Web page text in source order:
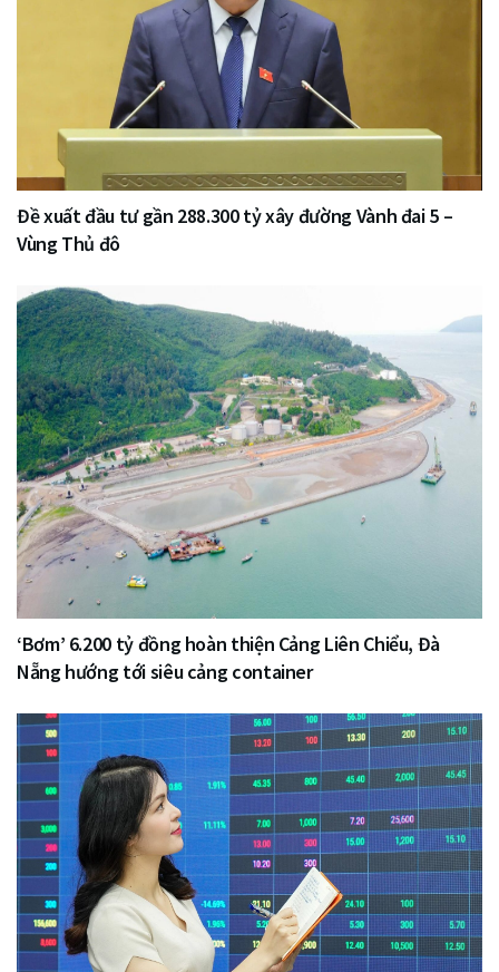
Đề xuất đầu tư gần 288.300 tỷ xây đường Vành đai 5 –
Vùng Thủ đô
‘Bơm’ 6.200 tỷ đồng hoàn thiện Cảng Liên Chiểu, Đà
Nẵng hướng tới siêu cảng container